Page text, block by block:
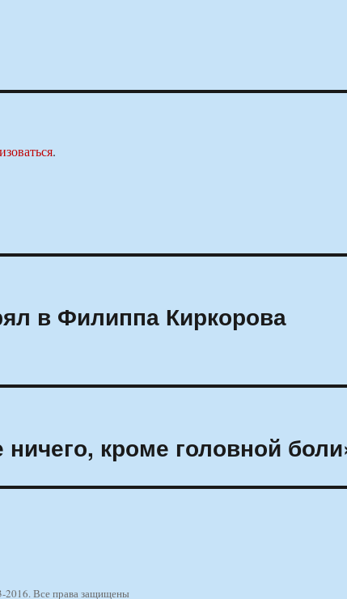
.
в Филиппа Киркорова
кроме головной
Все права защищены